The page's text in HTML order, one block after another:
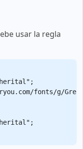
usar la regla
fonts/g/